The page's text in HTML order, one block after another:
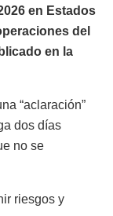
en Estados
del
en la
“aclaración”
dos días
no se
riesgos y